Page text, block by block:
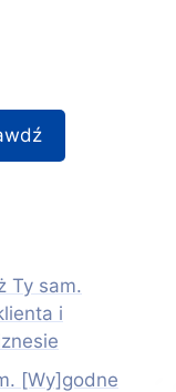
Ty sam.
i
[Wy]godne